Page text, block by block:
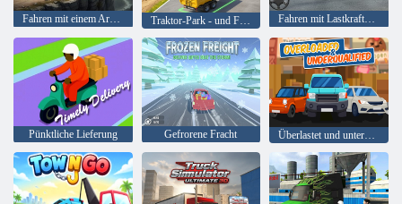
Fahren mit einem Armee-LKW Traktor-Park - und Fahrspiel Fahren mit Lastkraftwagen in der Stadt
Pünktliche Lieferung Gefrorene Fracht Überlastet und unterqualifiziert